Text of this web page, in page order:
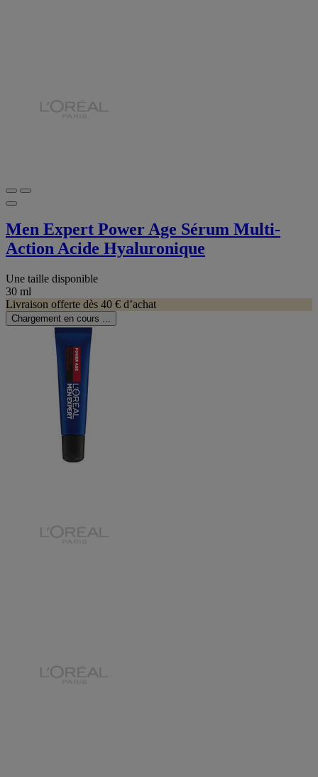
Men Expert Power Age Sérum Multi-
Action Acide Hyaluronique
Une taille disponible
30 ml
Livraison offerte dès 40 € d’achat
Chargement en cours ...